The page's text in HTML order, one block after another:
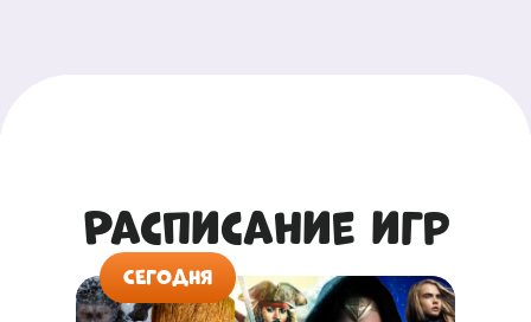
Расписание игр
СЕГОДНЯ